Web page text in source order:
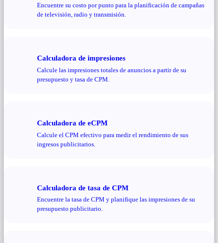
Encuentre su costo por punto para la planificación de campañas
de televisión, radio y transmisión.
Calculadora de impresiones
Calcule las impresiones totales de anuncios a partir de su
presupuesto y tasa de CPM.
Calculadora de eCPM
Calcule el CPM efectivo para medir el rendimiento de sus
ingresos publicitarios.
Calculadora de tasa de CPM
Encuentre la tasa de CPM y planifique las impresiones de su
presupuesto publicitario.